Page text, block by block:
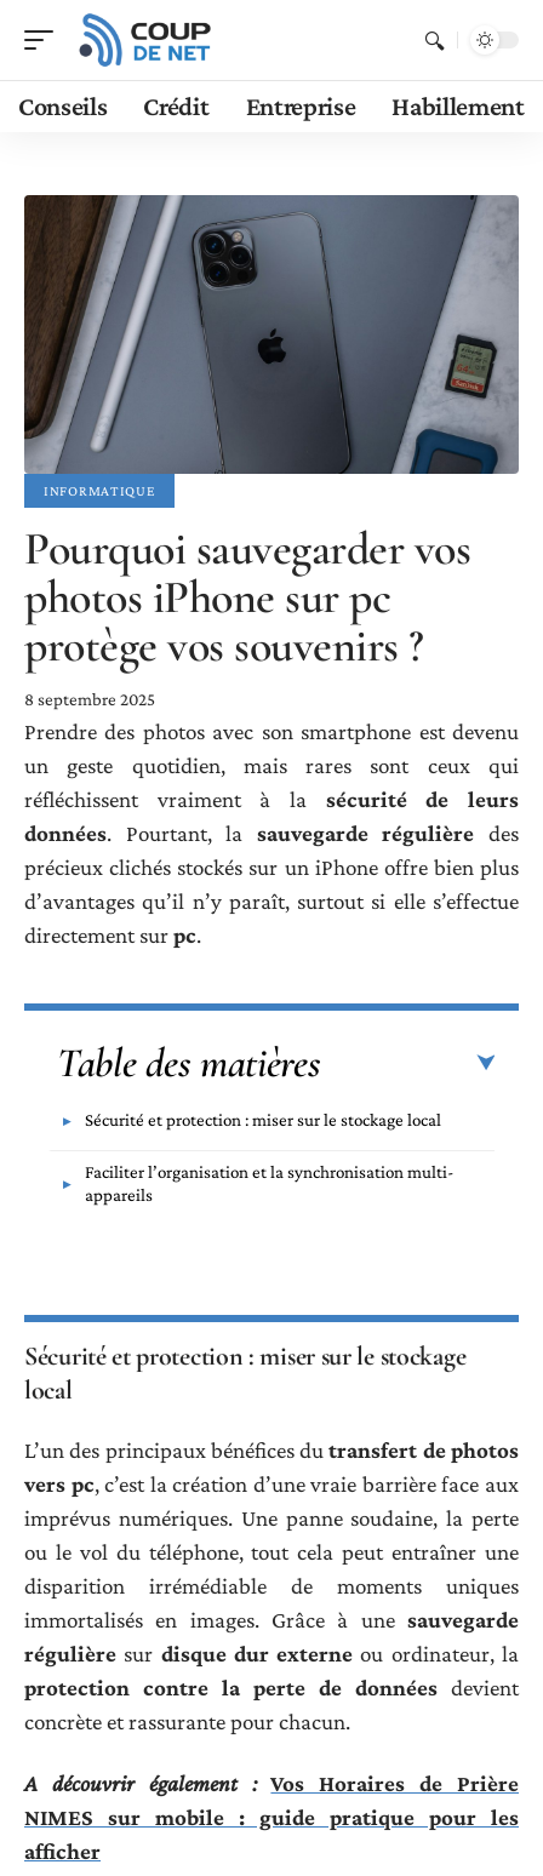
Conseils Crédit Entreprise Habillement
INFORMATIQUE
Pourquoi sauvegarder vos
photos iPhone sur pc
protège vos souvenirs ?
8 septembre 2025
Prendre des photos avec son smartphone est devenu
un geste quotidien, mais rares sont ceux qui
réfléchissent vraiment à la sécurité de leurs
données. Pourtant, la sauvegarde régulière des
précieux clichés stockés sur un iPhone offre bien plus
d’avantages qu’il n’y paraît, surtout si elle s’effectue
directement surpc.
Table des matières
Sécurité et protection : miser sur le stockage local
Faciliter l’organisation et la synchronisation multi-
appareils
Sécurité et protection : miser sur le stockage
local
L’un des principaux bénéfices dutransfert de photos
vers pc, c’est la création d’une vraie barrière face aux
imprévus numériques. Une panne soudaine, la perte
ou le vol du téléphone, tout cela peut entraîner une
disparition irrémédiable de moments uniques
immortalisés en images. Grâce à une sauvegarde
régulière sur disque dur externe ou ordinateur, la
protection contre la perte de données devient
concrète et rassurante pour chacun.
A découvrir également : Vos Horaires de Prière
NIMES sur mobile : guide pratique pour les
afficher